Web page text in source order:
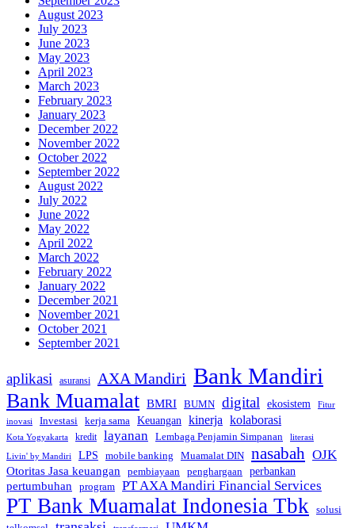
August 2023
July 2023
June 2023
May 2023
April 2023
March 2023
February 2023
January 2023
December 2022
November 2022
October 2022
September 2022
August 2022
July 2022
June 2022
May 2022
April 2022
March 2022
February 2022
January 2022
December 2021
November 2021
October 2021
September 2021
aplikasi asuransi AXA Mandiri Bank Mandiri
Bank Muamalat BMRI BUMN digital ekosistem Fitur
inovasi Investasi kerja sama Keuangan kinerja kolaborasi
Kota Yogyakarta kredit layanan Lembaga Penjamin Simpanan
literasi
Livin' by Mandiri
LPS mobile banking Muamalat DIN nasabah OJK
Otoritas Jasa keuangan pembiayaan penghargaan perbankan
pertumbuhan program PT AXA Mandiri Financial Services
PT Bank Muamalat Indonesia Tbk solusi